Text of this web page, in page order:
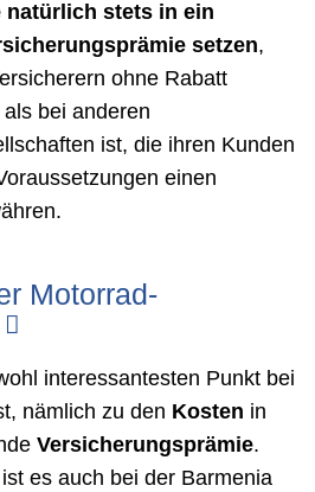
natürlich stets in ein
setzen,
ohne Rabatt
bei anderen
ist, die ihren Kunden
einen
Motorrad-
interessantesten Punkt bei
nämlich zu den Kosten in
Versicherungsprämie.
es auch bei der Barmenia